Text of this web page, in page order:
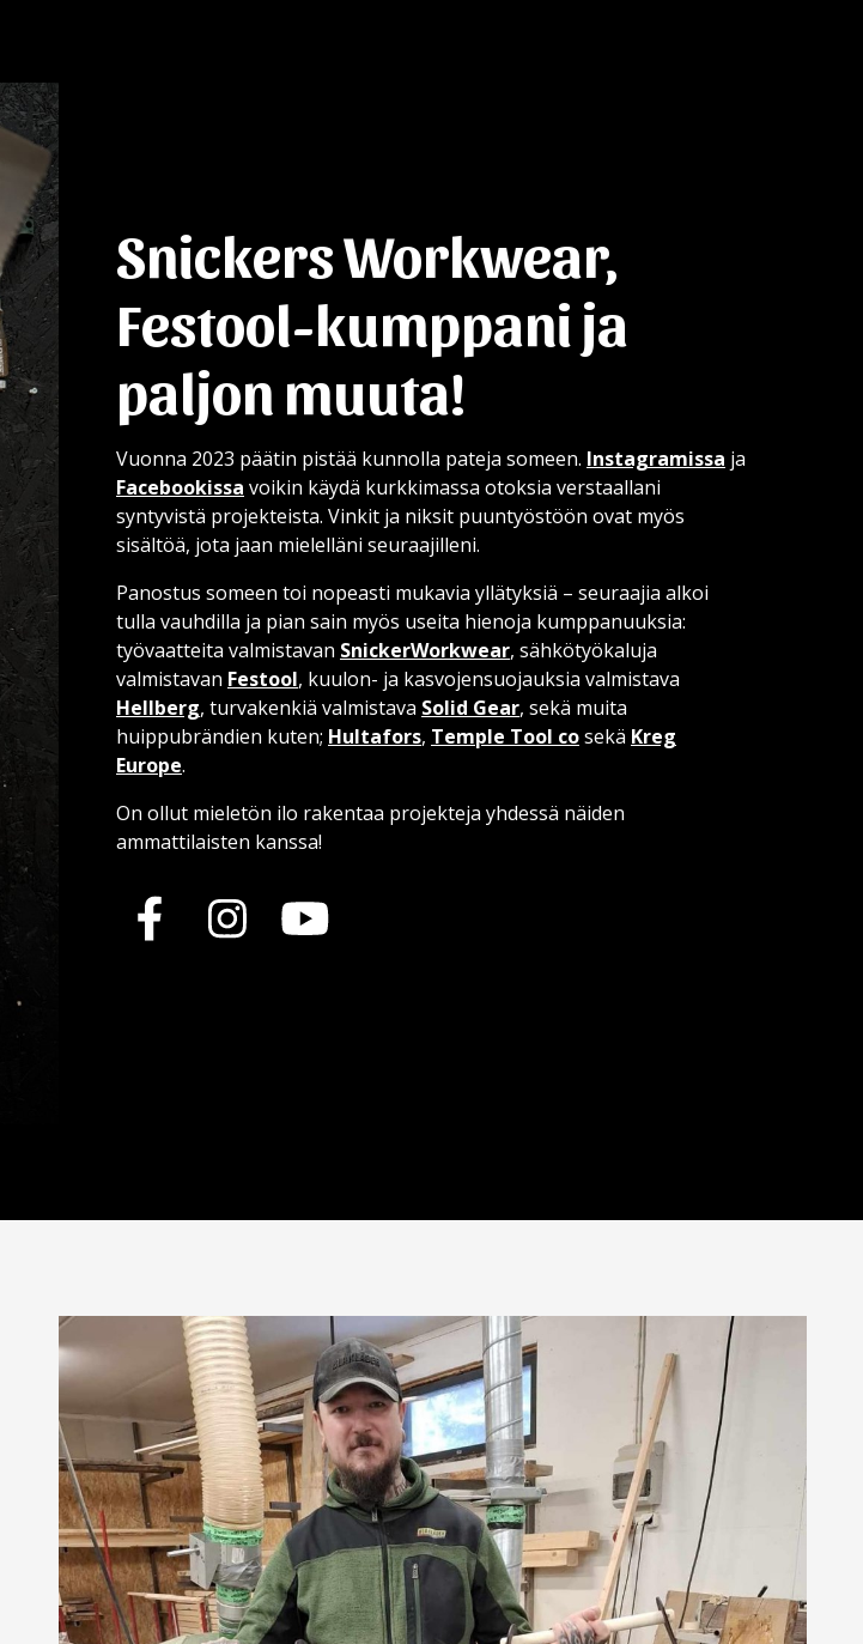
Snickers Workwear,
Festool-kumppani ja
paljon muuta!
Vuonna 2023 päätin pistää kunnolla pateja someen. Instagramissa ja
Facebookissa voikin käydä kurkkimassa otoksia verstaallani
syntyvistä projekteista. Vinkit ja niksit puuntyöstöön ovat myös
sisältöä, jota jaan mielelläni seuraajilleni.
Panostus someen toi nopeasti mukavia yllätyksiä – seuraajia alkoi
tulla vauhdilla ja pian sain myös useita hienoja kumppanuuksia:
työvaatteita valmistavan SnickerWorkwear, sähkötyökaluja
valmistavan Festool, kuulon- ja kasvojensuojauksia valmistava
Hellberg, turvakenkiä valmistava Solid Gear, sekä muita
huippubrändien kuten; Hultafors, Temple Tool cosekä Kreg
Europe.
On ollut mieletön ilo rakentaa projekteja yhdessä näiden
ammattilaisten kanssa!